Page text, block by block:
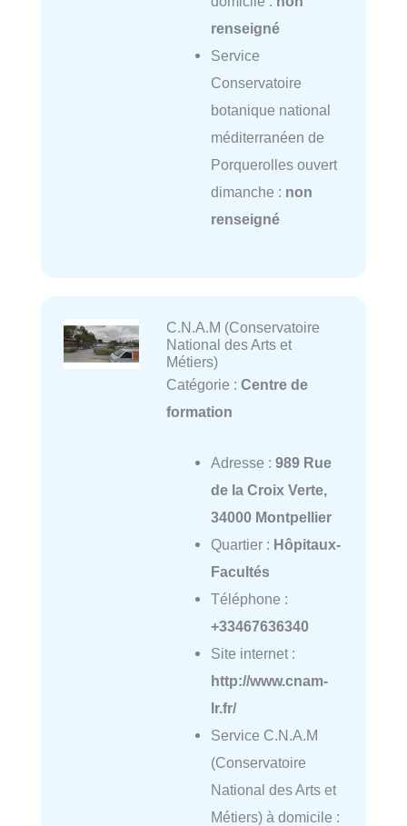
renseigné
Service
Conservatoire
botanique national
méditerranéen de
Porquerolles ouvert
dimanche : non
renseigné
C.N.A.M (Conservatoire
National des Arts et
Métiers)
Catégorie : Centre de
formation
Adresse : 989 Rue
de la Croix Verte,
34000 Montpellier
Quartier : Hôpitaux-
Facultés
Téléphone :
+33467636340
Site internet :
http://www.cnam-
lr.fr/
Service C.N.A.M
(Conservatoire
National des Arts et
Métiers) à domicile :